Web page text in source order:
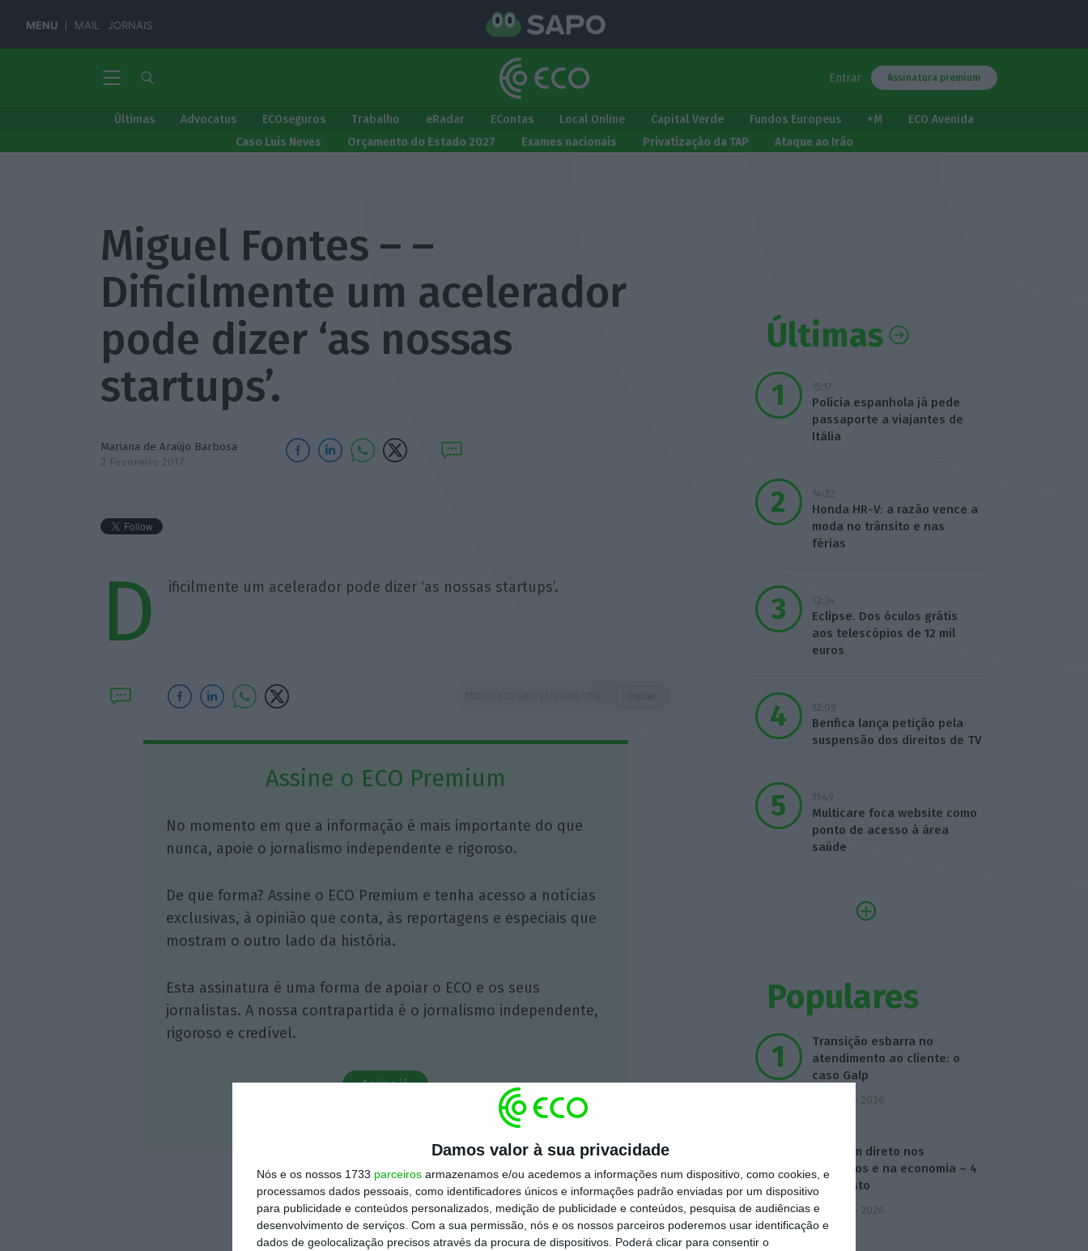
Damos valor à sua privacidade
Nós e os nossos 1733 parceiros armazenamos e/ou acedemos a informações num dispositivo, como cookies, e
processamos dados pessoais, como identificadores únicos e informações padrão enviadas por um dispositivo
para publicidade e conteúdos personalizados, medição de publicidade e conteúdos, pesquisa de audiências e
desenvolvimento de serviços. Com a sua permissão, nós e os nossos parceiros poderemos usar identificação e
dados de geolocalização precisos através da procura de dispositivos. Poderá clicar para consentir o
MENU MAIL JORNAIS
Entrar Assinatura premium
Últimas Advocatus ECOseguros Trabalho eRadar EContas Local Online Capital Verde Fundos Europeus +M
ECO Avenida
Caso Luís Neves
Orçamento do Estado 2027 Exames nacionais Privatização da TAP Ataque ao Irão
Miguel Fontes – –
Dificilmente um acelerador
pode dizer ‘as nossas
startups’.
Mariana de Araújo Barbosa
2 Fevereiro 2017
D ificilmente um acelerador pode dizer ‘as nossas startups’.
Assine o ECO Premium
No momento em que a informação é mais importante do que
nunca, apoie o jornalismo independente e rigoroso.
De que forma? Assine o ECO Premium e tenha acesso a notícias
exclusivas, à opinião que conta, às reportagens e especiais que
mostram o outro lado da história.
Esta assinatura é uma forma de apoiar o ECO e os seus
jornalistas. A nossa contrapartida é o jornalismo independente,
rigoroso e credível.
Assine já
Últimas
15:17
Polícia espanhola já pede
passaporte a viajantes de
Itália
14:22
Honda HR-V: a razão vence a
moda no trânsito e nas
férias
12:34
Eclipse. Dos óculos grátis
aos telescópios de 12 mil
euros
12:09
Benfica lança petição pela
suspensão dos direitos de TV
11:49
Multicare foca website como
ponto de acesso à área
saúde
Populares
Transição esbarra no
atendimento ao cliente: o
caso Galp
4 Agosto 2026
O dia em direto nos
mercados e na economia – 4
de agosto
4 Agosto 2026